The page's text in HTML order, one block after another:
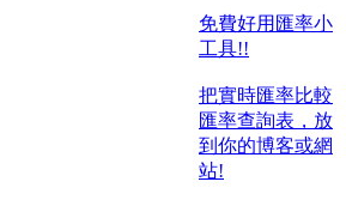
免費好用匯率小
工具!!
把實時匯率比較
匯率查詢表，放
到你的博客或網
站!